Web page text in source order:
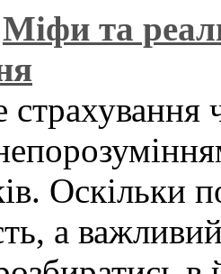
Міфи та
страхування
Оскільки
а